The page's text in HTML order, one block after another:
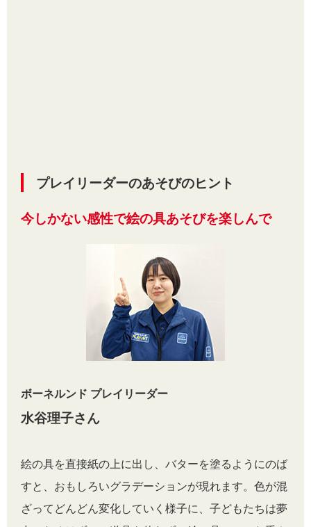
プレイリーダーのあそびのヒント
今しかない感性で絵の具あそびを楽しんで
ボーネルンド プレイリーダー
水谷理子さん
絵の具を直接紙の上に出し、バターを塗るようにのば
すと、おもしろいグラデーションが現れます。色が混
ざってどんどん変化していく様子に、子どもたちは夢